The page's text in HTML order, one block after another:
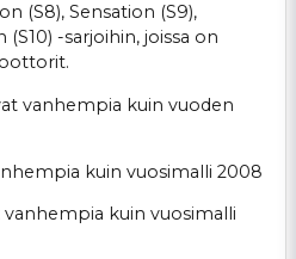
(S8), Sensation (S9),
-sarjoihin, joissa on
vanhempia kuin vuoden
kuin vuosimalli 2008
kuin vuosimalli